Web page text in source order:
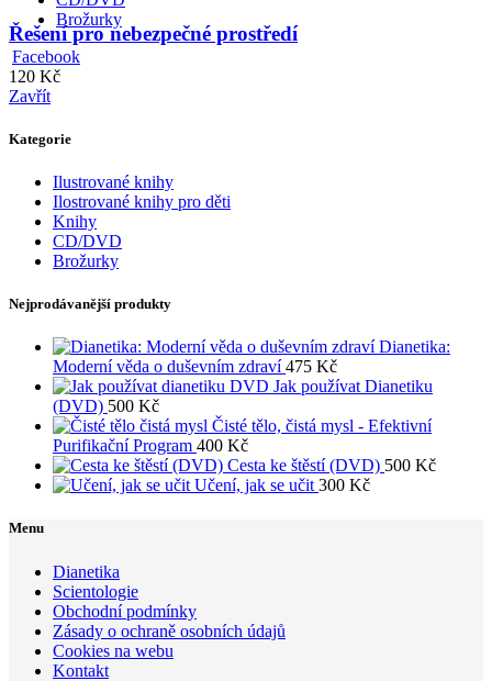
Brožurky
Facebook
Řešení pro nebezpečné prostředí
120 Kč
Zavřít
Kategorie
Ilustrované knihy
Ilostrované knihy pro děti
Knihy
CD/DVD
Brožurky
Nejprodávanější produkty
Dianetika:
Moderní věda o duševním zdraví475 Kč
Jak používat Dianetiku
(DVD) 500 Kč
Čisté tělo, čistá mysl - Efektivní
Purifikační Program 400 Kč
Cesta ke štěstí (DVD) 500 Kč
Učení, jak se učit 300 Kč
Menu
Dianetika
Scientologie
Obchodní podmínky
Zásady o ochraně osobních údajů
Cookies na webu
Kontakt